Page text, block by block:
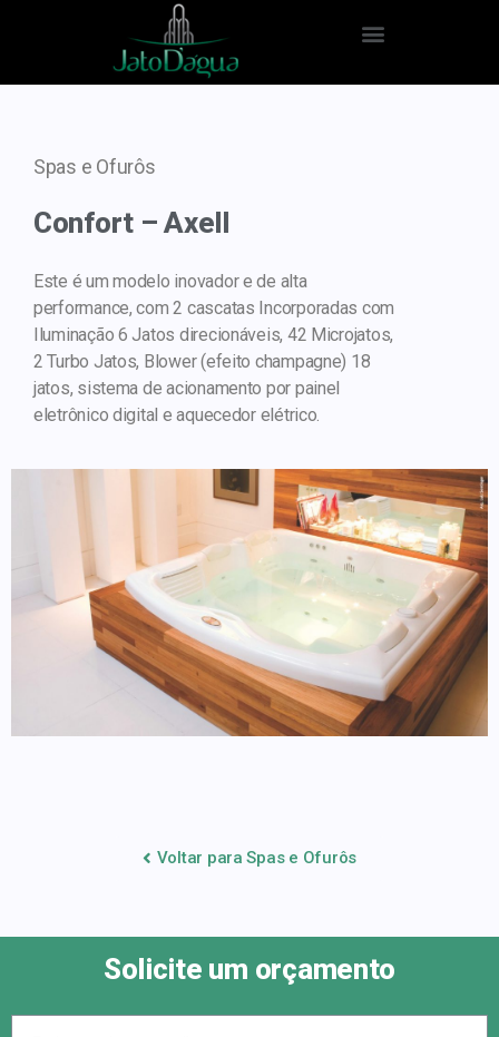
Spas e Ofurôs
Confort – Axell
Este é um modelo inovador e de alta
performance, com 2 cascatas Incorporadas com
Iluminação 6 Jatos direcionáveis, 42 Microjatos,
2 Turbo Jatos, Blower (efeito champagne) 18
jatos, sistema de acionamento por painel
eletrônico digital e aquecedor elétrico.
Voltar para Spas e Ofurôs
Solicite um orçamento